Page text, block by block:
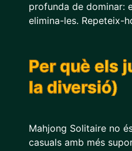
profunda de dominar:
elimina-les. Repeteix-
Per què els
la diversió)
Mahjong Solitaire no
casuals amb més